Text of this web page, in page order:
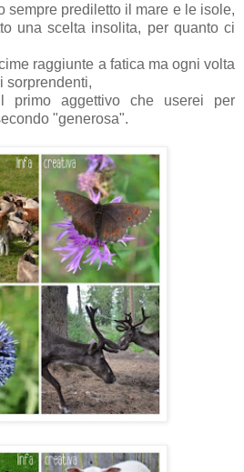
sempre prediletto il mare e le isole,
una scelta insolita, per quanto ci
raggiunte a fatica ma ogni volta
sorprendenti,
primo aggettivo che userei per
"generosa".